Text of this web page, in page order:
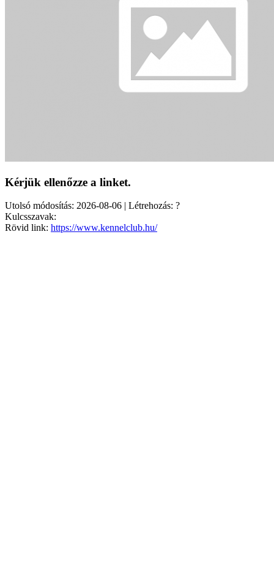
Kérjük ellenőzze a linket.
Utolsó módosítás: 2026-08-06 | Létrehozás: ?
Kulcsszavak:
Rövid link: https://www.kennelclub.hu/